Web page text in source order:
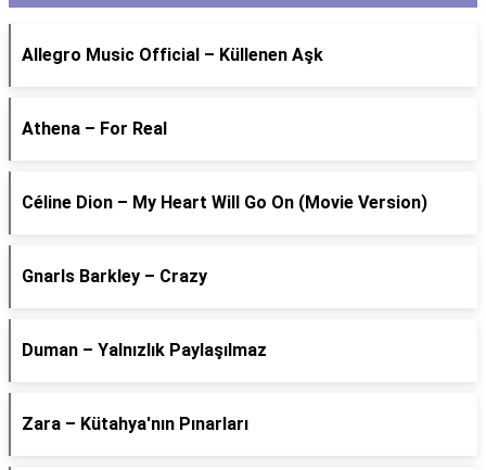
Allegro Music Official – Küllenen Aşk
Athena – For Real
Céline Dion – My Heart Will Go On (Movie Version)
Gnarls Barkley – Crazy
Duman – Yalnızlık Paylaşılmaz
Zara – Kütahya'nın Pınarları